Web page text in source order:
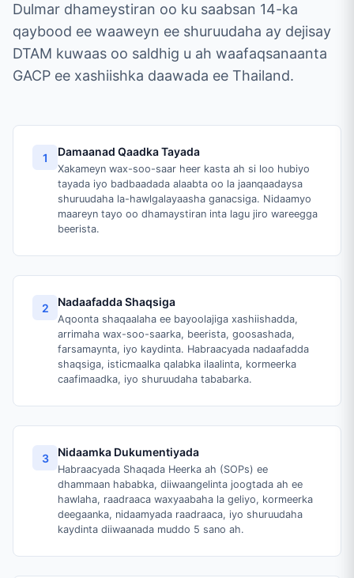
Dulmar dhameystiran oo ku saabsan 14-ka
qaybood ee waaweyn ee shuruudaha ay dejisay
DTAM kuwaas oo saldhig u ah waafaqsanaanta
GACP ee xashiishka daawada ee Thailand.
1 Damaanad Qaadka Tayada
Xakameyn wax-soo-saar heer kasta ah si loo hubiyo
tayada iyo badbaadada alaabta oo la jaanqaadaysa
shuruudaha la-hawlgalayaasha ganacsiga. Nidaamyo
maareyn tayo oo dhamaystiran inta lagu jiro wareegga
beerista.
2 Nadaafadda Shaqsiga
Aqoonta shaqaalaha ee bayoolajiga xashiishadda,
arrimaha wax-soo-saarka, beerista, goosashada,
farsamaynta, iyo kaydinta. Habraacyada nadaafadda
shaqsiga, isticmaalka qalabka ilaalinta, kormeerka
caafimaadka, iyo shuruudaha tababarka.
3 Nidaamka Dukumentiyada
Habraacyada Shaqada Heerka ah (SOPs) ee
dhammaan hababka, diiwaangelinta joogtada ah ee
hawlaha, raadraaca waxyaabaha la geliyo, kormeerka
deegaanka, nidaamyada raadraaca, iyo shuruudaha
kaydinta diiwaanada muddo 5 sano ah.